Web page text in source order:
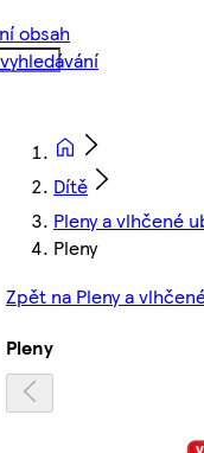
obsah
Dítě
Pleny a vlhčené
Pleny
Zpět na Pleny a
Pleny